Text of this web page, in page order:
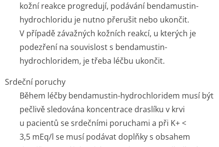
kožní reakce progredují, podávání bendamustin-
hydrochloridu je nutno přerušit nebo ukončit.
V případě závažných kožních reakcí, u kterých je
podezření na souvislost s bendamustin-
hydrochloridem, je třeba léčbu ukončit.
Srdeční poruchy
Během léčby bendamustin-hydrochloridem musí být
pečlivě sledována koncentrace draslíku v krvi
u pacientů se srdečními poruchami a při K+ <
3,5 mEq/l se musí podávat doplňky s obsahem